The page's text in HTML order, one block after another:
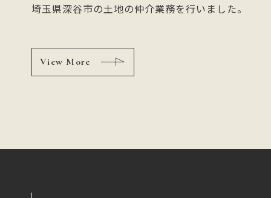
埼玉県深谷市の土地の仲介業務を行いました。
View More